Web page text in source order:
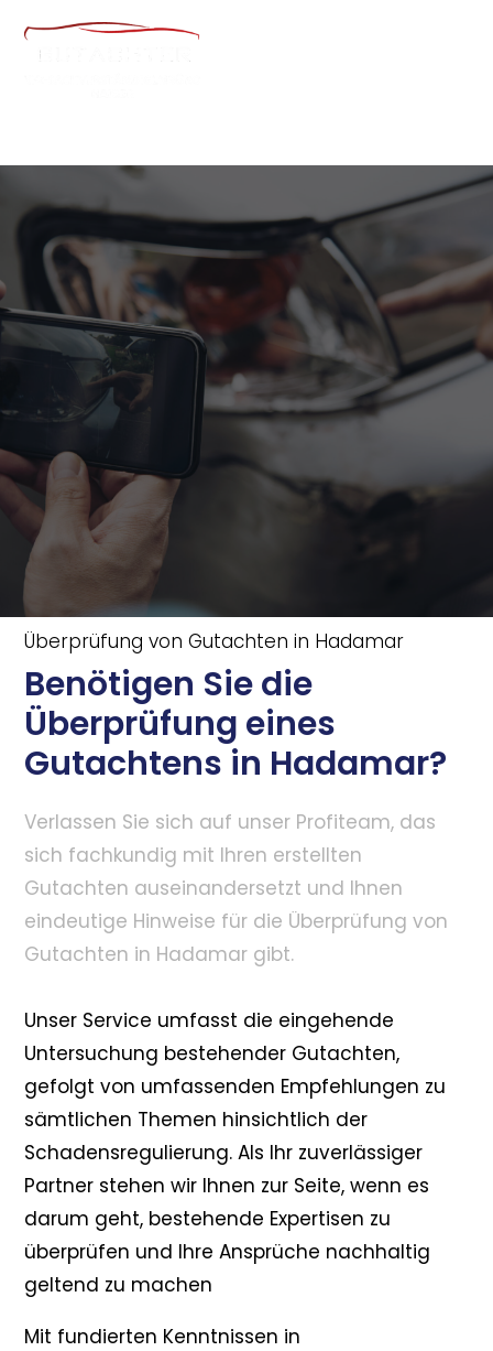
Überprüfung von Gutachten in Hadamar
Benötigen Sie die
Überprüfung eines
Gutachtens in Hadamar?
Verlassen Sie sich auf unser Profiteam, das
sich fachkundig mit Ihren erstellten
Gutachten auseinandersetzt und Ihnen
eindeutige Hinweise für die Überprüfung von
Gutachten in Hadamar gibt.
Unser Service umfasst die eingehende
Untersuchung bestehender Gutachten,
gefolgt von umfassenden Empfehlungen zu
sämtlichen Themen hinsichtlich der
Schadensregulierung. Als Ihr zuverlässiger
Partner stehen wir Ihnen zur Seite, wenn es
darum geht, bestehende Expertisen zu
überprüfen und Ihre Ansprüche nachhaltig
geltend zu machen
Mit fundierten Kenntnissen in